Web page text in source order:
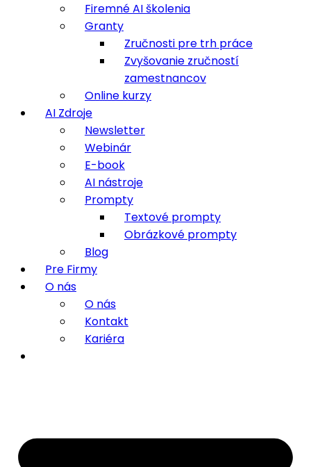
Firemné AI školenia
Granty
Zručnosti pre trh práce
Zvyšovanie zručností
zamestnancov
Online kurzy
AI Zdroje
Newsletter
Webinár
E-book
AI nástroje
Prompty
Textové prompty
Obrázkové prompty
Blog
Pre Firmy
O nás
O nás
Kontakt
Kariéra